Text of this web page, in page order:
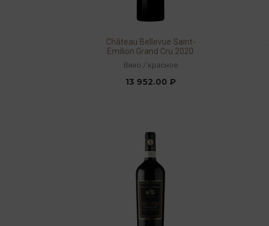
Château Bellevue Saint-
Emilion Grand Cru 2020
15% 0,75л
Вино / красное
13 952.00 ₽